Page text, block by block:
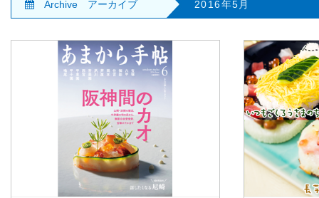
Archive アーカイブ 2016年5月